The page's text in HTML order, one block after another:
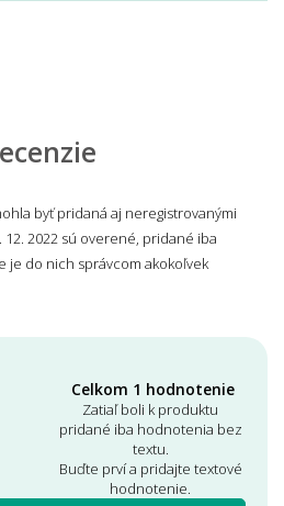
byť pridaná aj neregistrovanými
2022 sú overené, pridané iba
je do nich správcom akokoľvek
Celkom 1 hodnotenie
Zatiaľ boli k produktu
pridané iba hodnotenia bez
textu.
Buďte prví a pridajte textové
hodnotenie.